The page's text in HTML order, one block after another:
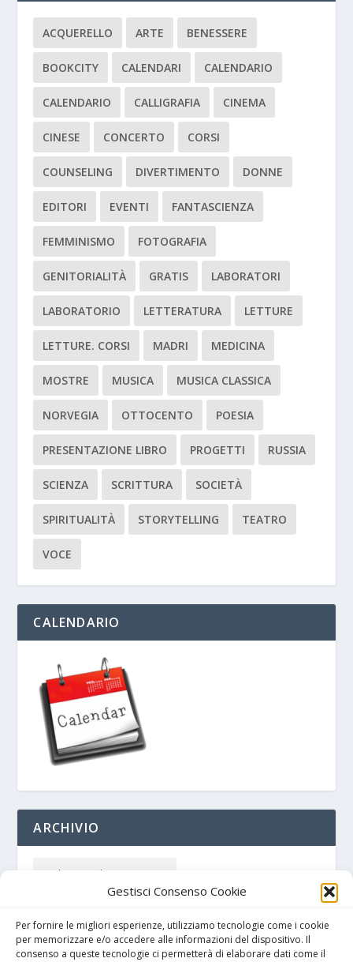
Gestisci Consenso Cookie
Per fornire le migliori esperienze, utilizziamo tecnologie come i cookie
per memorizzare e/o accedere alle informazioni del dispositivo. Il
consenso a queste tecnologie ci permetterà di elaborare dati come il
ACQUERELLO ARTE BENESSERE
BOOKCITY CALENDARI CALENDARIO
CALENDARIO CALLIGRAFIA CINEMA
CINESE CONCERTO CORSI
COUNSELING DIVERTIMENTO DONNE
EDITORI EVENTI FANTASCIENZA
FEMMINISMO FOTOGRAFIA
GENITORIALITÀ GRATIS LABORATORI
LABORATORIO LETTERATURA LETTURE
LETTURE. CORSI MADRI MEDICINA
MOSTRE MUSICA MUSICA CLASSICA
NORVEGIA OTTOCENTO POESIA
PRESENTAZIONE LIBRO PROGETTI RUSSIA
SCIENZA SCRITTURA SOCIETÀ
SPIRITUALITÀ STORYTELLING TEATRO
VOCE
CALENDARIO
ARCHIVIO